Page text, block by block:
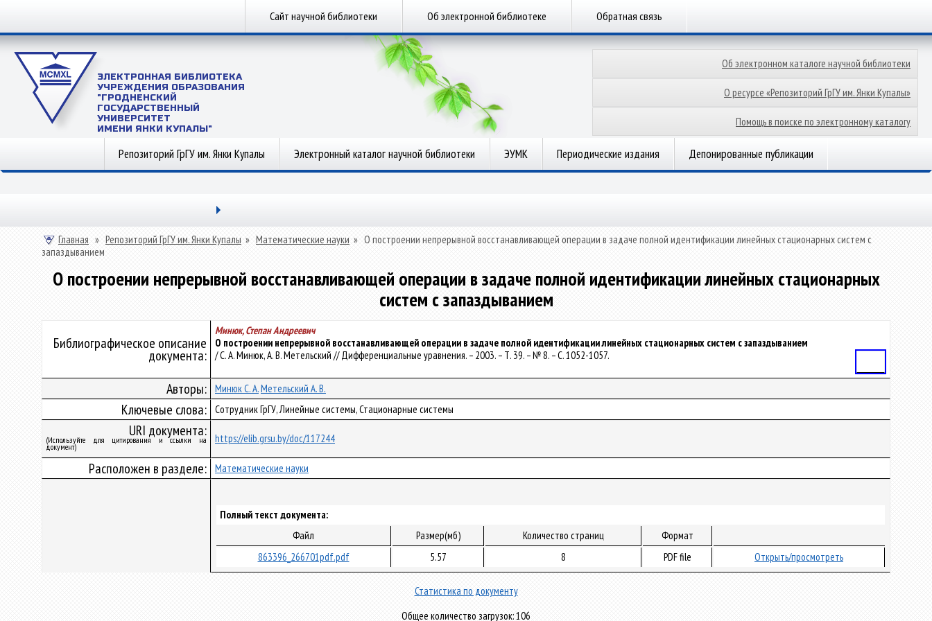
Сайт научной библиотеки Об электронной библиотеке Обратная связь
ЭЛЕКТРОННАЯ БИБЛИОТЕКА
УЧРЕЖДЕНИЯ ОБРАЗОВАНИЯ
"ГРОДНЕНСКИЙ
ГОСУДАРСТВЕННЫЙ
УНИВЕРСИТЕТ
ИМЕНИ ЯНКИ КУПАЛЫ"
Об электронном каталоге научной библиотеки
О ресурсе «Репозиторий ГрГУ им. Янки Купалы»
Помощь в поиске по электронному каталогу
Репозиторий ГрГУ им. Янки Купалы Электронный каталог научной библиотеки ЭУМК Периодические издания Депонированные публикации
Главная » Репозиторий ГрГУ им. Янки Купалы » Математические науки » О построении непрерывной восстанавливающей операции в задаче полной идентификации линейных стационарных систем с
запаздыванием
О построении непрерывной восстанавливающей операции в задаче полной идентификации линейных стационарных
систем с запаздыванием
Библиографическое описание
документа:
Минюк, Степан Андреевич
О построении непрерывной восстанавливающей операции в задаче полной идентификации линейных стационарных систем с запаздыванием
/ С. А. Минюк, А. В. Метельский // Дифференциальные уравнения. – 2003. – Т. 39. – № 8. – С. 1052-1057.
Авторы: Минюк С. А.Метельский А. В.
Ключевые слова: Сотрудник ГрГУ, Линейные системы, Стационарные системы
URI документа:
(Используйте для цитирования и ссылки на
документ)
https://elib.grsu.by/doc/117244
Расположен в разделе: Математические науки
Полный текст документа:
Файл
Размер(мб) Количество страниц
Формат
863396_266701pdf.pdf
5.57 8 PDF file Открыть/просмотреть
Статистика по документу
Общее количество загрузок: 106